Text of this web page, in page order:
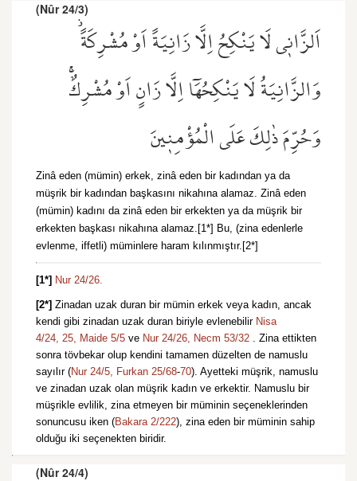
(Nûr 24/3)
اَلزَّان۪ي لَا يَنْكِحُ اِلَّا زَانِيَةً اَوْ مُشْرِكَةًۘ
وَالزَّانِيَةُ لَا يَنْكِحُهَٓا اِلَّا زَانٍ اَوْ مُشْرِكٌۚ
وَحُرِّمَ ذٰلِكَ عَلَى الْمُؤْمِن۪ينَ
Zinâ eden (mümin) erkek, zinâ eden bir kadından ya da
müşrik bir kadından başkasını nikahına alamaz. Zinâ eden
(mümin) kadını da zinâ eden bir erkekten ya da müşrik bir
erkekten başkası nikahına alamaz.[1*] Bu, (zina edenlerle
evlenme, iffetli) müminlere haram kılınmıştır.[2*]
[1*] Nur 24/26.
[2*] Zinadan uzak duran bir mümin erkek veya kadın, ancak
kendi gibi zinadan uzak duran biriyle evlenebilir Nisa
4/24, 25, Maide 5/5 ve Nur 24/26, Necm 53/32 . Zina ettikten
sonra tövbekar olup kendini tamamen düzelten de namuslu
sayılır (Nur 24/5, Furkan 25/68-70). Ayetteki müşrik, namuslu
ve zinadan uzak olan müşrik kadın ve erkektir. Namuslu bir
müşrikle evlilik, zina etmeyen bir müminin seçeneklerinden
sonuncusu iken (Bakara 2/222), zina eden bir müminin sahip
olduğu iki seçenekten biridir.
(Nûr 24/4)